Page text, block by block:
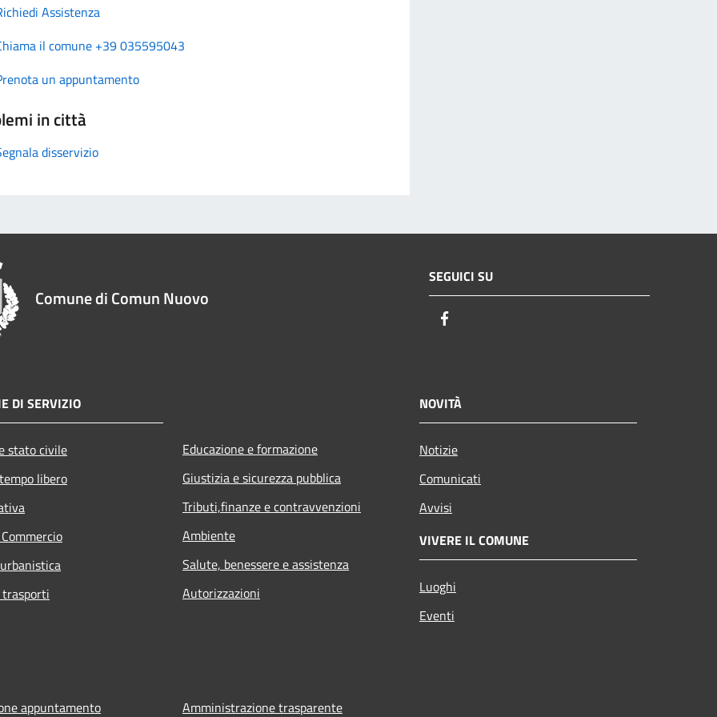
Assistenza
il comune +39 035595043
un appuntamento
in città
disservizio
Comune di Comun Nuovo
SEGUICI SU
DI SERVIZIO
stato civile
libero
Educazione e formazione
Giustizia e sicurezza pubblica
Tributi,finanze e contravvenzioni
Ambiente
Salute, benessere e assistenza
Autorizzazioni
NOVITÀ
Notizie
Comunicati
Avvisi
VIVERE IL COMUNE
Luoghi
Eventi
appuntamento Amministrazione trasparente